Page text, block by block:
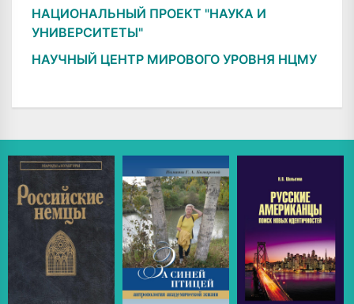
НАЦИОНАЛЬНЫЙ ПРОЕКТ "НАУКА И
УНИВЕРСИТЕТЫ"
НАУЧНЫЙ ЦЕНТР МИРОВОГО УРОВНЯ НЦМУ